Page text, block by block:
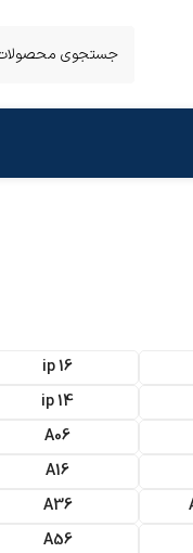
ip 16
ip 14
A06
A16
A36
A56